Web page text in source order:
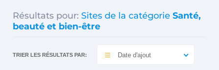
Résultats pour: Sites de la catégorie Santé,
beauté et bien-être
TRIER LES RÉSULTATS PAR: Date d'ajout